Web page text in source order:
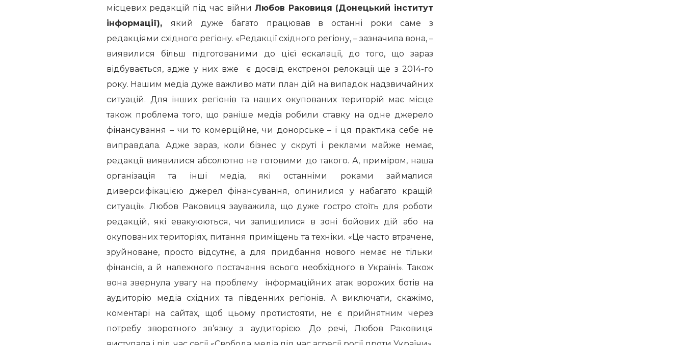
місцевих редакцій під час війни Любов Раковиця (Донецький інститут
інформації), який дуже багато працював в останні роки саме з
редакціями східного регіону. «Редакції східного регіону, – зазначила вона, –
виявилися більш підготованими до цієї ескалації, до того, що зараз
відбувається, адже у них вже є досвід екстреної релокації ще з 2014-го
року. Нашим медіа дуже важливо мати план дій на випадок надзвичайних
ситуацій. Для інших регіонів та наших окупованих територій має місце
також проблема того, що раніше медіа робили ставку на одне джерело
фінансування – чи то комерційне, чи донорське – і ця практика себе не
виправдала. Адже зараз, коли бізнес у скруті і реклами майже немає,
редакції виявилися абсолютно не готовими до такого. А, приміром, наша
організація та інші медіа, які останніми роками займалися
диверсифікацією джерел фінансування, опинилися у набагато кращій
ситуації». Любов Раковиця зауважила, що дуже гостро стоїть для роботи
редакцій, які евакуюються, чи залишилися в зоні бойових дій або на
окупованих територіях, питання приміщень та техніки. «Це часто втрачене,
зруйноване, просто відсутнє, а для придбання нового немає не тільки
фінансів, а й належного постачання всього необхідного в Україні». Також
вона звернула увагу на проблему інформаційних атак ворожих ботів на
аудиторію медіа східних та південних регіонів. А виключати, скажімо,
коментарі на сайтах, щоб цьому протистояти, не є прийнятним через
потребу зворотного зв’язку з аудиторією. До речі, Любов Раковиця